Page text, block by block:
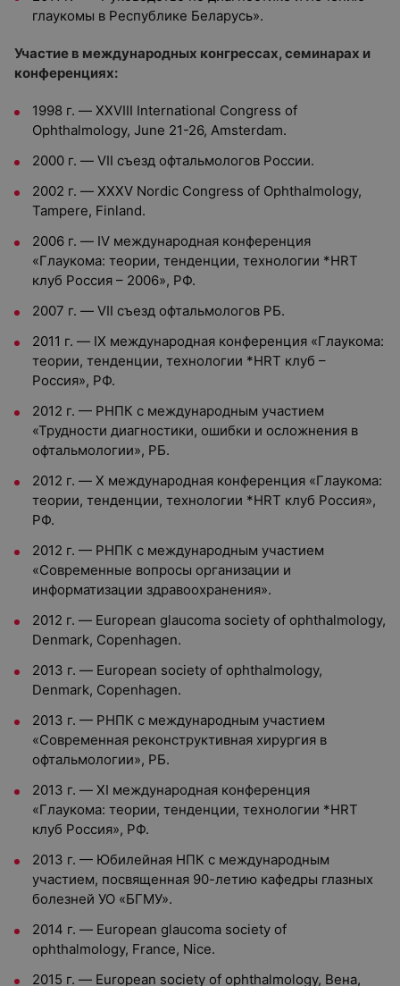
глаукомы в Республике Беларусь».
Участие в международных конгрессах, семинарах и
конференциях:
1998 г. — XXVIII International Congress of
Ophthalmology, June 21-26, Amsterdam.
2000 г. — VII съезд офтальмологов России.
2002 г. — XXXV Nordic Congress of Ophthalmology,
Tampere, Finland.
2006 г. — IV международная конференция
«Глаукома: теории, тенденции, технологии *HRT
клуб Россия – 2006», РФ.
2007 г. — VII съезд офтальмологов РБ.
2011 г. — IX международная конференция «Глаукома:
теории, тенденции, технологии *HRT клуб –
Россия», РФ.
2012 г. — РНПК с международным участием
«Трудности диагностики, ошибки и осложнения в
офтальмологии», РБ.
2012 г. — X международная конференция «Глаукома:
теории, тенденции, технологии *HRT клуб Россия»,
РФ.
2012 г. — РНПК с международным участием
«Современные вопросы организации и
информатизации здравоохранения».
2012 г. — European glaucoma society of ophthalmology,
Denmark, Copenhagen.
2013 г. — European society of ophthalmology,
Denmark, Copenhagen.
2013 г. — РНПК с международным участием
«Современная реконструктивная хирургия в
офтальмологии», РБ.
2013 г. — XI международная конференция
«Глаукома: теории, тенденции, технологии *HRT
клуб Россия», РФ.
2013 г. — Юбилейная НПК с международным
участием, посвященная 90-летию кафедры глазных
болезней УО «БГМУ».
2014 г. — European glaucoma society of
ophthalmology, France, Nice.
2015 г. — European society of ophthalmology, Вена,